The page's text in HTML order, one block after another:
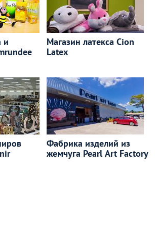
и
Магазин латекса Cion
Latex
Фабрика изделий из
жемчуга Pearl Art Factory